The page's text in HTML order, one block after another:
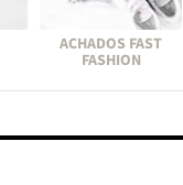
ACHADOS FAST
FASHION